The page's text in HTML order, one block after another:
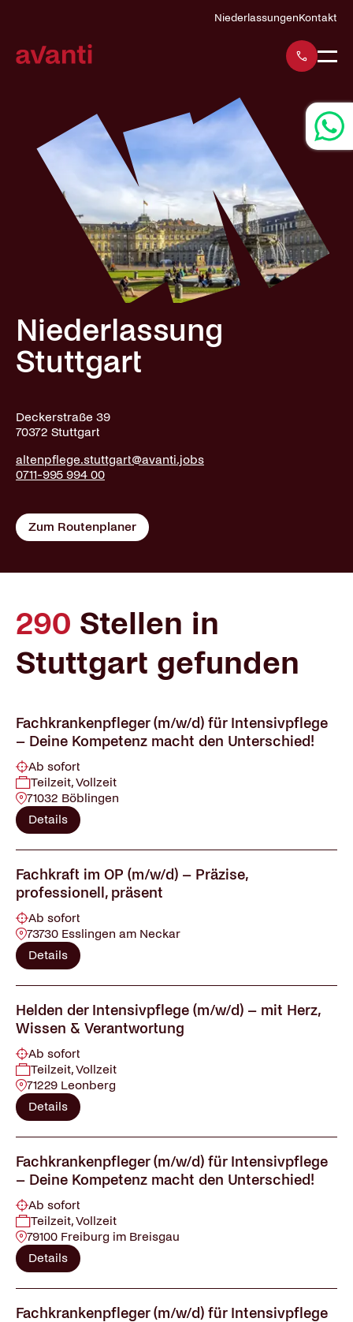
NiederlassungenKontakt
Niederlassung
Stuttgart
Deckerstraße 39
70372 Stuttgart
altenpflege.stuttgart@avanti.jobs
0711-995 994 00
Zum Routenplaner
290 Stellen in
Stuttgart gefunden
Fachkrankenpfleger (m/w/d) für Intensivpflege
– Deine Kompetenz macht den Unterschied!
Ab sofort
Teilzeit, Vollzeit
71032 Böblingen
Details
Fachkraft im OP (m/w/d) – Präzise,
professionell, präsent
Ab sofort
73730 Esslingen am Neckar
Details
Helden der Intensivpflege (m/w/d) – mit Herz,
Wissen & Verantwortung
Ab sofort
Teilzeit, Vollzeit
71229 Leonberg
Details
Fachkrankenpfleger (m/w/d) für Intensivpflege
– Deine Kompetenz macht den Unterschied!
Ab sofort
Teilzeit, Vollzeit
79100 Freiburg im Breisgau
Details
Fachkrankenpfleger (m/w/d) für Intensivpflege